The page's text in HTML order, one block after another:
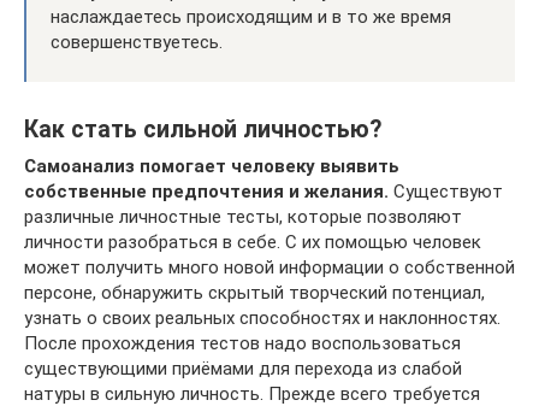
наслаждаетесь происходящим и в то же время
совершенствуетесь.
Как стать сильной личностью?
Самоанализ помогает человеку выявить
собственные предпочтения и желания. Существуют
различные личностные тесты, которые позволяют
личности разобраться в себе. С их помощью человек
может получить много новой информации о собственной
персоне, обнаружить скрытый творческий потенциал,
узнать о своих реальных способностях и наклонностях.
После прохождения тестов надо воспользоваться
существующими приёмами для перехода из слабой
натуры в сильную личность. Прежде всего требуется